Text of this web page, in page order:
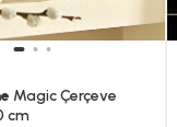
Magic Çerçeve
cm